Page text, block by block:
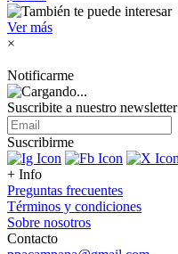
Ver más
×
Notificarme
Suscribite a nuestro newsletter
Suscribirme
+ Info
Preguntas frecuentes
Términos y condiciones
Sobre nosotros
Contacto